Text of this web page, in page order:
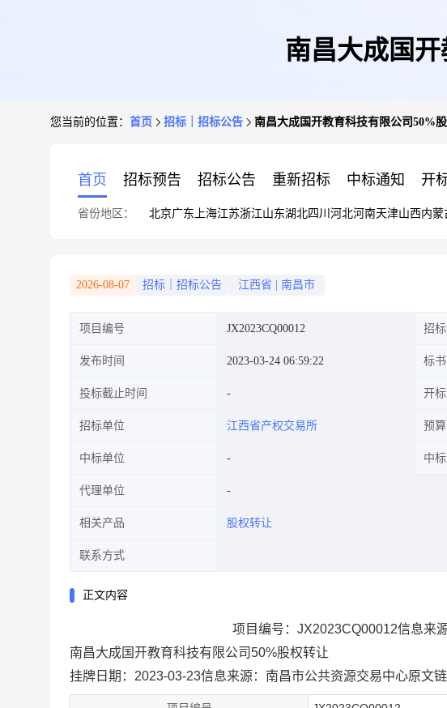
南昌大成国
您当前的位置： 首页 招标｜招标公告 南昌大成国开教育科技有限公司50%
首页 招标预告 招标公告 重新招标 中标通知 开
省份地区： 北京广东 上海江苏浙江山东湖北四川 河北河南天津山西内蒙
2026-08-07 招标｜招标公告 江西省 南昌市
项目编号 JX2023CQ00012 招
发布时间 2023-03-24 06:59:22 标
投标截止时间 开标
招标单位 江西省产权交易所 预
中标单位 中
代理单位
相关产品 股权转让
联系方式
正文内容
项目编号：JX2023CQ00012信息来源
南昌大成国开教育科技有限公司50%股权转让
挂牌日期：2023-03-23信息来源： 南昌市公共资源交易中心原文